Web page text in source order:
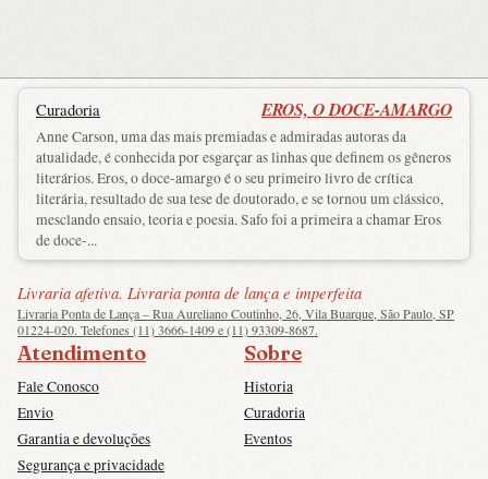
Curadoria EROS, O DOCE-AMARGO
Anne Carson, uma das mais premiadas e admiradas autoras da
atualidade, é conhecida por esgarçar as linhas que definem os gêneros
literários. Eros, o doce-amargo é o seu primeiro livro de crítica
literária, resultado de sua tese de doutorado, e se tornou um clássico,
mesclando ensaio, teoria e poesia. Safo foi a primeira a chamar Eros
de doce-...
Livraria afetiva. Livraria ponta de lança e imperfeita
Livraria Ponta de Lança – Rua Aureliano Coutinho, 26, Vila Buarque, São Paulo, SP
01224-020. Telefones (11) 3666-1409 e (11) 93309-8687.
Atendimento
Fale Conosco
Envio
Garantia e devoluções
Segurança e privacidade
Sobre
Historia
Curadoria
Eventos